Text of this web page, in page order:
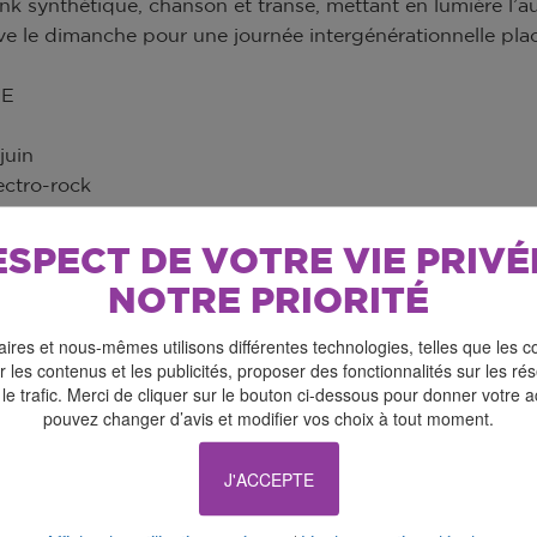
DE VOTRE VIE
NOTRE PRIORITÉ
et nous-mêmes utilisons différentes technologies, telles que les
les contenus et les publicités, proposer des fonctionnalités sur les
trafic. Merci de cliquer sur le bouton ci-dessous pour donner votre
pouvez changer d’avis et modifier vos choix à tout moment.
J'ACCEPTE
synthétique, chanson et transe, mettant en lumière
le dimanche pour une journée intergénérationnelle
rock
> Pop punk synthétique
- Chapiteau-Bar
> Chanson pop
scène
> Chanson, techno & trance